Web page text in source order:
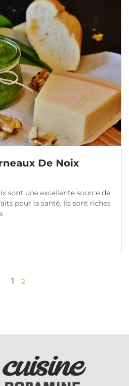
De Noix
sont une excellente source de
pour la santé. Ils sont riches
1 2